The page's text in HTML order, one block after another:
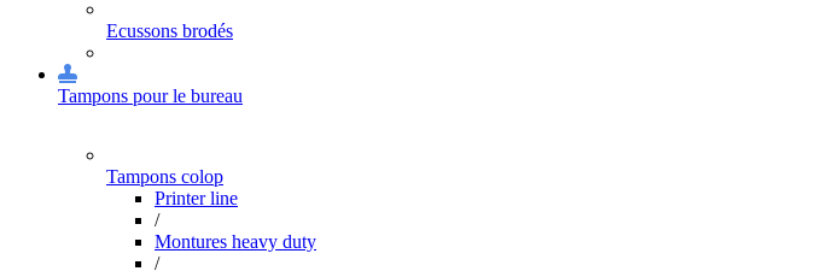
Ecussons brodés
Tampons pour le bureau
Tampons colop
Printer line
/
Montures heavy duty
/